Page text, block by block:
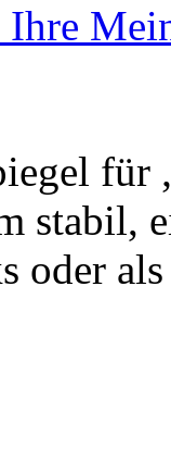
Ihre
für
stabil,
oder